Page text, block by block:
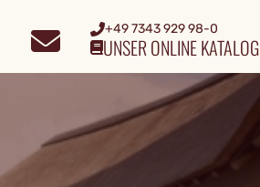
+49 7343 929 98-0
UNSER ONLINE KATALOG